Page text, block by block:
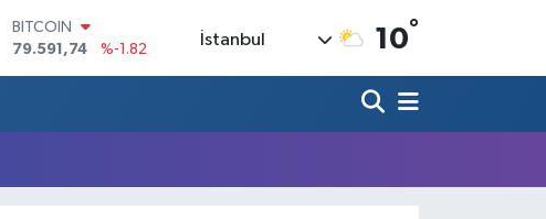
BITCOIN
79.591,74
%-1.82
53,38690
%0.19
İstanbul 10°